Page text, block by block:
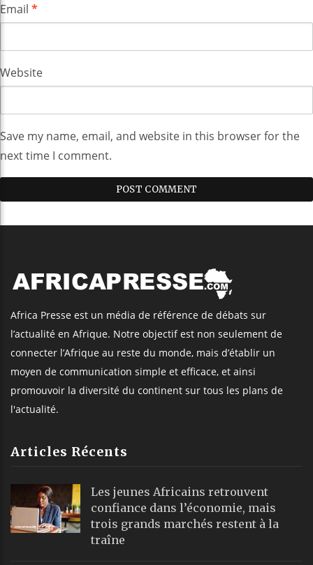
Email *
Website
Save my name, email, and website in this browser for the
next time I comment.
Africa Presse est un média de référence de débats sur
l’actualité en Afrique. Notre objectif est non seulement de
connecter l’Afrique au reste du monde, mais d’établir un
moyen de communication simple et efficace, et ainsi
promouvoir la diversité du continent sur tous les plans de
l'actualité.
Articles Récents
Les jeunes Africains retrouvent
confiance dans l’économie, mais
trois grands marchés restent à la
traîne